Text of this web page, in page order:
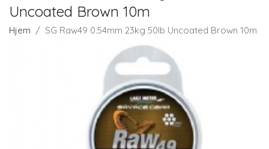
Uncoated Brown 10m
Hjem SG Raw49 0.54mm 23kg 50lb Uncoated Brown 10m